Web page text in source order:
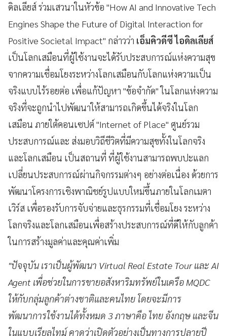
ดิลเลียส์ ร่วมเสวนาในหัวข้อ "How AI and Innovative Tech
Engines Shape the Future of Digital Interaction for
Positive Societal Impact" กล่าวว่า เอ็มคิวดีซี ไอดิลเลียส์
เป็นโลกเสมือนที่ผู้ใช้งานจะได้รับประสบการณ์แห่งความสุข
จากความเชื่อมโยงระหว่างโลกเสมือนกับโลกแห่งความเป็น
จริงแบบไร้รอยต่อ เพื่อแก้ปัญหา "ข้อจำกัด" ในโลกแห่งความ
จริงที่จะถูกนำไปพัฒนาให้สามารถเกิดขึ้นได้จริงในโลก
เสมือน ภายใต้คอนเซปต์ "Internet of Place" ศูนย์รวม
ประสบการณ์และ ส่งมอบวิถีชีวิตที่มีความสุขทั้งในโลกจริง
และโลกเสมือน เป็นสถานที่ ที่ผู้ใช้งานสามารถพบปะแลก
เปลี่ยนประสบการณ์ผ่านกิจกรรมต่างๆ อย่างต่อเนื่อง ด้วยการ
พัฒนาโครงการเชิงพาณิชย์รูปแบบใหม่ขึ้นภายในโลกเมตา
เวิร์ส เพื่อรองรับการจับจ่ายและธุรกรรมที่เชื่อมโยง ระหว่าง
โลกจริงและโลกเสมือนเพื่อสร้างประสบการณ์ที่ดีให้กับลูกค้า
ในการสร้างมูลค่าและคุณค่าเพิ่ม
"ปัจจุบัน เราเป็นผู้พัฒนา Virtual Real Estate Tour และ AI
Agent เพื่อช่วยในการขายอสังหาริมทรัพย์ในเครือ MQDC
ให้กับกลุ่มลูกค้าต่างชาติและคนไทย โดยจะมีการ
พัฒนาการใช้งานได้ทั้งหมด 3 ภาษาคือ ไทย อังกฤษ และจีน
ในแบบเรียลไทม์ คาดว่าเปิดตัวอย่างเป็นทางการปลายปี